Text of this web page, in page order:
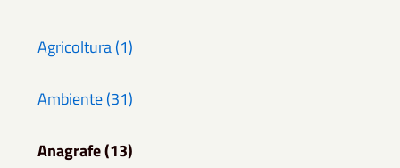
Agricoltura (1)
Ambiente (31)
Anagrafe (13)